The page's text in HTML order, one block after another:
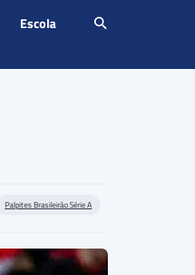
Escola
Palpites Brasileirão Série A